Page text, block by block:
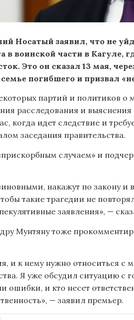
Носатый заявил, что не
в воинской части в Кагуле,
. Это он сказал 13 мая,
погибшего и призвал
партий и политиков о
расследования и выяснения
когда идет следствие и
заседания правительства.
случаем» и
накажут по закону и
такие трагедии не
заявления», —
Мунтяну тоже
и к нему нужно относиться с
Я уже обсудил ситуацию
ошибки, и кто несет
— заявил премьер.